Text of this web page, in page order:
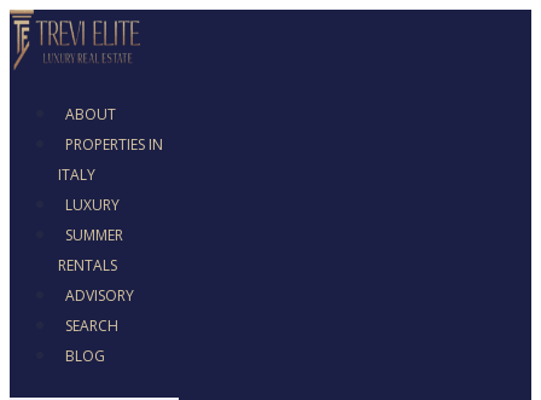
ABOUT
PROPERTIES IN
ITALY
LUXURY
SUMMER
RENTALS
ADVISORY
SEARCH
BLOG